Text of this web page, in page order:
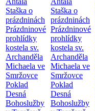
Staška o
prázdninách
Prázdninové
prohlídky
kostela sv.
Archanděla
Michaela ve
Smržovce
Poklad
Desná
Bohoslužby
Staška o
prázdninách
Prázdninové
prohlídky
kostela sv.
Archanděla
Michaela ve
Smržovce
Poklad
Desná
Bohoslužby